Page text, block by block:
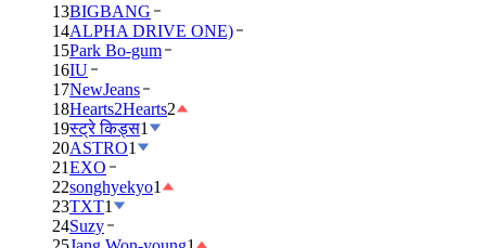
13BIGBANG
14ALPHA DRIVE ONE)
15Park Bo-gum
16IU
17NewJeans
18Hearts2Hearts2
19स्ट्रे किड्स1
20ASTRO1
21EXO
22songhyekyo1
23TXT1
24Suzy